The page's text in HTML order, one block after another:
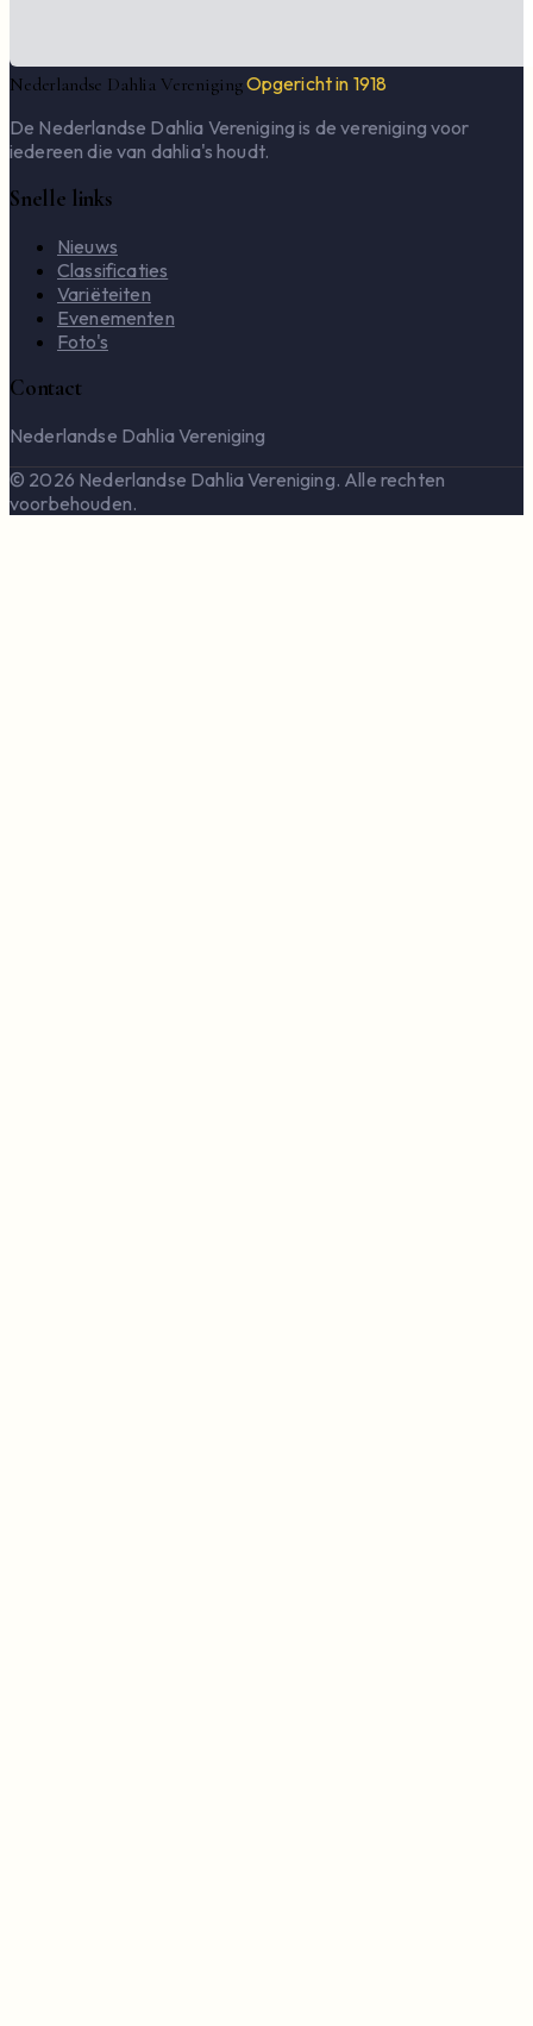
Nederlandse Dahlia VerenigingOpgericht in 1918
De Nederlandse Dahlia Vereniging is de vereniging voor
iedereen die van dahlia's houdt.
Snelle links
Nieuws
Classificaties
Variëteiten
Evenementen
Foto's
Contact
Nederlandse Dahlia Vereniging
© 2026 Nederlandse Dahlia Vereniging. Alle rechten
voorbehouden.